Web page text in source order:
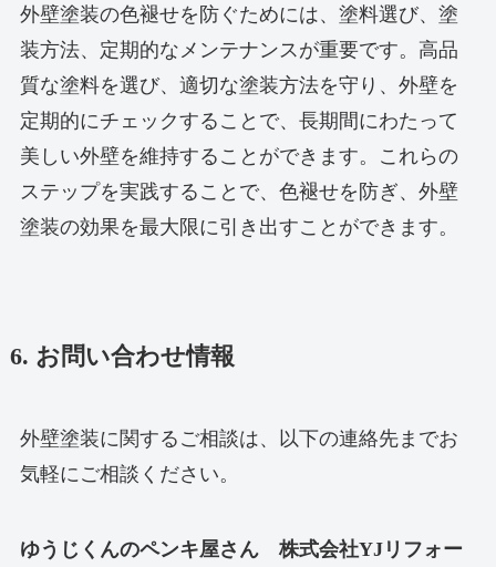
外壁塗装の色褪せを防ぐためには、塗料選び、塗
装方法、定期的なメンテナンスが重要です。高品
質な塗料を選び、適切な塗装方法を守り、外壁を
定期的にチェックすることで、長期間にわたって
美しい外壁を維持することができます。これらの
ステップを実践することで、色褪せを防ぎ、外壁
塗装の効果を最大限に引き出すことができます。
6. お問い合わせ情報
外壁塗装に関するご相談は、以下の連絡先までお
気軽にご相談ください。
ゆうじくんのペンキ屋さん 株式会社YJリフォー